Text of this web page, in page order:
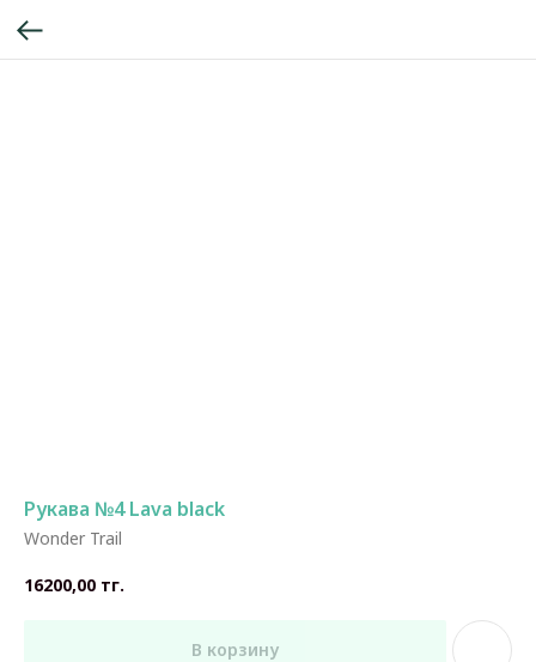
Рукава №4 Lava black
Wonder Trail
16200,00 тг.
В корзину